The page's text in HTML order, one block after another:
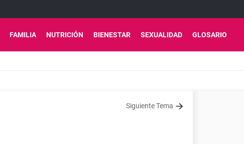
FAMILIA NUTRICIÓN BIENESTAR SEXUALIDAD GLOSARIO
Siguiente Tema